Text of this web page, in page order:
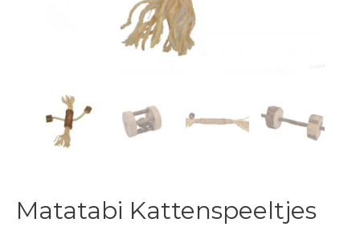
Matatabi Kattenspeeltjes